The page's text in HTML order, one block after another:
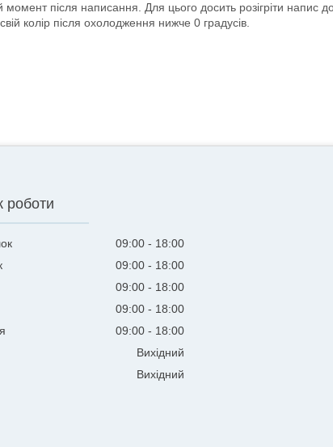
після написання. Для цього досить розігріти напис
колір після охолодження нижче 0 градусів.
роботи
09:00
18:00
09:00
18:00
09:00
18:00
09:00
18:00
09:00
18:00
Вихідний
Вихідний